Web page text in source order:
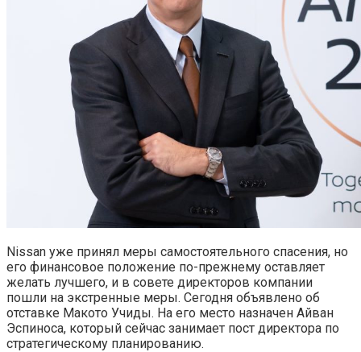
Nissan уже принял меры самостоятельного спасения, но
его финансовое положение по-прежнему оставляет
желать лучшего, и в совете директоров компании
пошли на экстренные меры. Сегодня объявлено об
отставке Макото Учиды. На его место назначен Айван
Эспиноса, который сейчас занимает пост директора по
стратегическому планированию.